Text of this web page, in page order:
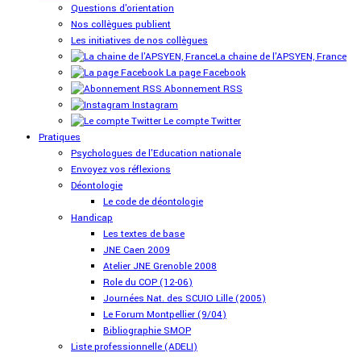
Questions d'orientation
Nos collègues publient
Les initiatives de nos collègues
La chaine de l'APSYEN, France
La page Facebook
Abonnement RSS
Instagram
Le compte Twitter
Pratiques
Psychologues de l'Education nationale
Envoyez vos réflexions
Déontologie
Le code de déontologie
Handicap
Les textes de base
JNE Caen 2009
Atelier JNE Grenoble 2008
Role du COP (12-06)
Journées Nat. des SCUIO Lille (2005)
Le Forum Montpellier (9/04)
Bibliographie SMOP
Liste professionnelle (ADELI)